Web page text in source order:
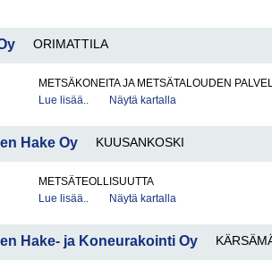
ORIMATTILA
METSÄKONEITA JA METSÄTALOUDEN
Lue lisää..
Näytä kartalla
Hake Oy KUUSANKOSKI
METSÄTEOLLISUUTTA
Lue lisää..
Näytä kartalla
Hake- ja Koneurakointi Oy